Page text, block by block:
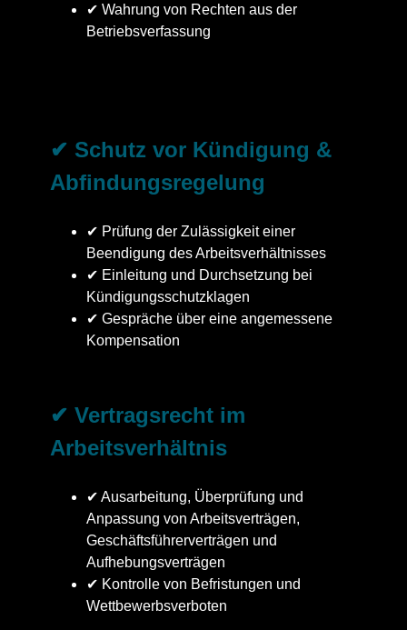
✔ Wahrung von Rechten aus der
Betriebsverfassung
✔ Schutz vor Kündigung &
Abfindungsregelung
✔ Prüfung der Zulässigkeit einer
Beendigung des Arbeitsverhältnisses
✔ Einleitung und Durchsetzung bei
Kündigungsschutzklagen
✔ Gespräche über eine angemessene
Kompensation
✔ Vertragsrecht im
Arbeitsverhältnis
✔ Ausarbeitung, Überprüfung und
Anpassung von Arbeitsverträgen,
Geschäftsführerverträgen und
Aufhebungsverträgen
✔ Kontrolle von Befristungen und
Wettbewerbsverboten